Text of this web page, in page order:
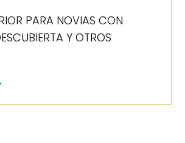
PARA NOVIAS CON
Y OTROS